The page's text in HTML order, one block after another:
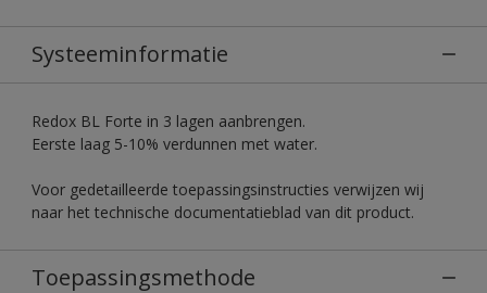
Systeeminformatie
Redox BL Forte in 3 lagen aanbrengen.
Eerste laag 5-10% verdunnen met water.
Voor gedetailleerde toepassingsinstructies verwijzen wij
naar het technische documentatieblad van dit product.
Toepassingsmethode